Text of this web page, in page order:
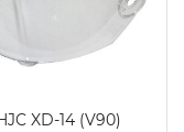
XD-14 (V90)